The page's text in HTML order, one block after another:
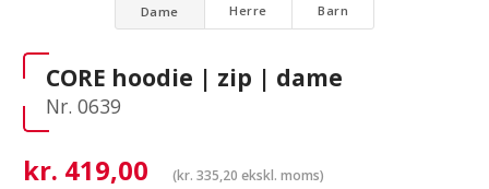
Dame Herre Barn
CORE hoodie | zip | dame
Nr. 0639
kr. 419,00 (kr. 335,20 ekskl. moms)